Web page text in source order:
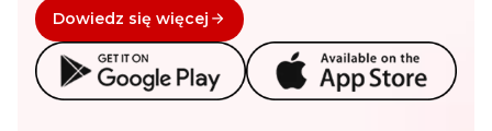
Dowiedz się więcej